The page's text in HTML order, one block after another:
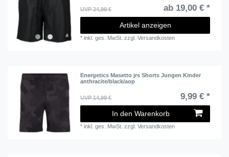
UVP 24,99 € ab 19,00 € *
Artikel anzeigen
*inkl. ges. MwSt. zzgl.Versandkosten
Energetics Masetto jrs Shorts Jungen Kinder
anthracite/black/aop
UVP 14,99 € 9,99 € *
In den Warenkorb
*inkl. ges. MwSt. zzgl.Versandkosten